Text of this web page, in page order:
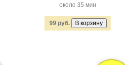
около 35 мин
99 руб.